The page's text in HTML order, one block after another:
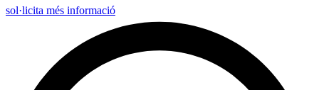
sol·licita més informació